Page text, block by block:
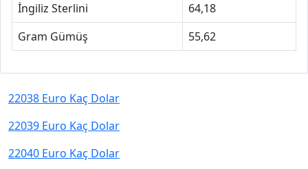
İngiliz Sterlini
64,18
Gram Gümüş
55,62
22038 Euro Kaç Dolar
22039 Euro Kaç Dolar
22040 Euro Kaç Dolar